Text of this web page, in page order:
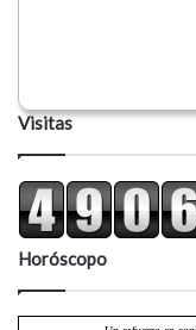
Visitas
Horóscopo